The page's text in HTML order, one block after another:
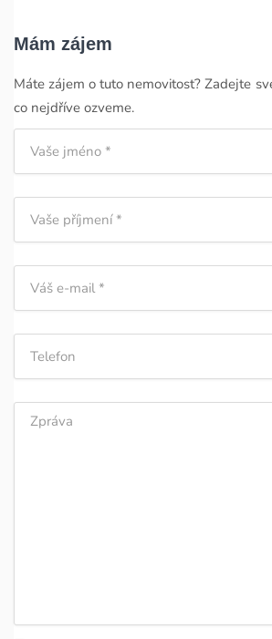
Mám zájem
Máte zájem o tuto nemovitost? Zadejte
co nejdříve ozveme.